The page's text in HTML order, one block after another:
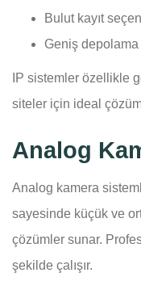
Bulut kayıt
Geniş
IP sistemler özellikle
siteler için ideal
Analog
Analog kamera
sayesinde küçük ve
çözümler sunar.
şekilde çalışır.